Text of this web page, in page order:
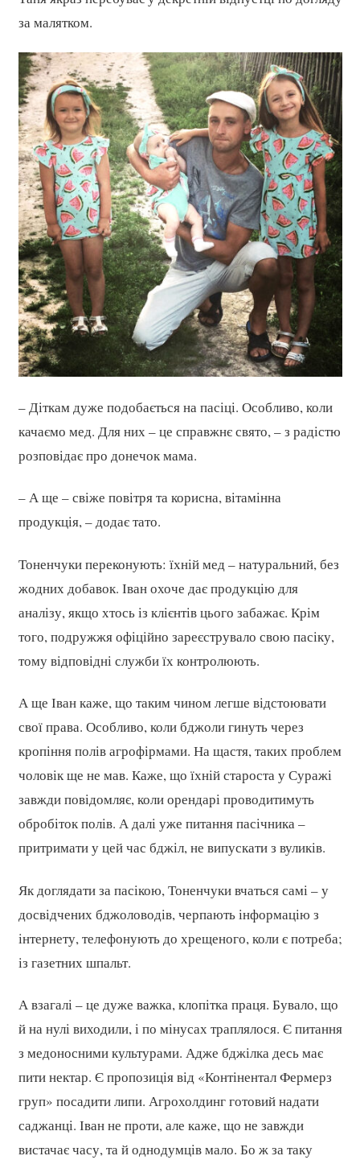
за малятком.
– Діткам дуже подобається на пасіці. Особливо, коли
качаємо мед. Для них – це справжнє свято, – з радістю
розповідає про донечок мама.
– А ще – свіже повітря та корисна, вітамінна
продукція, – додає тато.
Тоненчуки переконують: їхній мед – натуральний, без
жодних добавок. Іван охоче дає продукцію для
аналізу, якщо хтось із клієнтів цього забажає. Крім
того, подружжя офіційно зареєструвало свою пасіку,
тому відповідні служби їх контролюють.
А ще Іван каже, що таким чином легше відстоювати
свої права. Особливо, коли бджоли гинуть через
кропіння полів агрофірмами. На щастя, таких проблем
чоловік ще не мав. Каже, що їхній староста у Суражі
завжди повідомляє, коли орендарі проводитимуть
обробіток полів. А далі уже питання пасічника –
притримати у цей час бджіл, не випускати з вуликів.
Як доглядати за пасікою, Тоненчуки вчаться самі – у
досвідчених бджоловодів, черпають інформацію з
інтернету, телефонують до хрещеного, коли є потреба;
із газетних шпальт.
А взагалі – це дуже важка, клопітка праця. Бувало, що
й на нулі виходили, і по мінусах траплялося. Є питання
з медоносними культурами. Адже бджілка десь має
пити нектар. Є пропозиція від «Контінентал Фермерз
груп» посадити липи. Агрохолдинг готовий надати
саджанці. Іван не проти, але каже, що не завжди
вистачає часу, та й однодумців мало. Бо ж за таку